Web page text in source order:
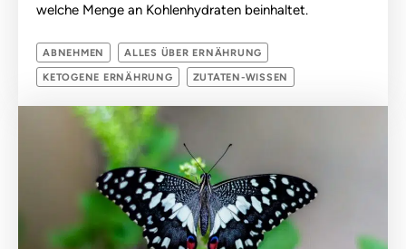
welche Menge an Kohlenhydraten beinhaltet.
ABNEHMEN ALLES ÜBER ERNÄHRUNG
KETOGENE ERNÄHRUNG ZUTATEN-WISSEN